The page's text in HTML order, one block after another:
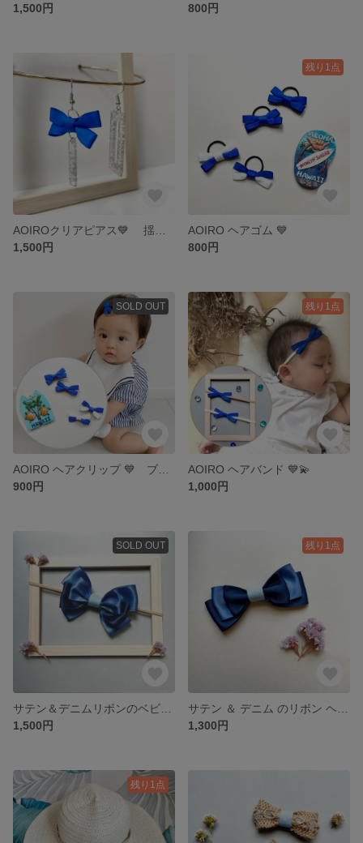
1,500円
800円
1,500円
残り1点
AOIRO ヘアゴム 💙
800円
SOLD OUT
900円
残り1点
AOIRO ヘアバンド 💙💫
1,000円
SOLD OUT
1,500円
残り1点
1,300円
残り1点